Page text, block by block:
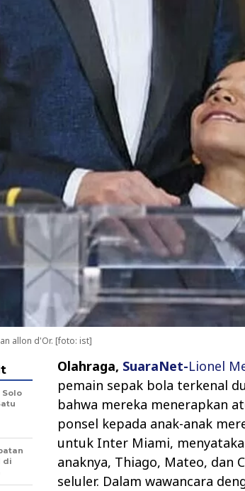
allon d'Or. [foto: ist]
Olahraga, SuaraNet-Lionel
pemain sepak bola terkenal
bahwa mereka menerapkan
ponsel kepada anak-anak
untuk Inter Miami,
anaknya, Thiago, Mateo, dan
seluler. Dalam wawancara
Solo
di